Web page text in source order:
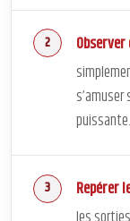
Observer
puissante.
Repérer